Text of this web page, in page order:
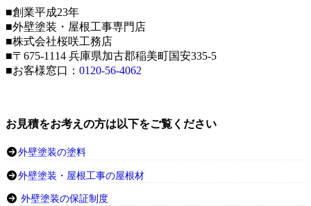
■創業平成23年
■外壁塗装・屋根工事専門店
■株式会社桜咲工務店
■〒675-1114 兵庫県加古郡稲美町国安335-5
■お客様窓口： 0120-56-4062
お見積をお考えの方は以下をご覧ください
外壁塗装の塗料
外壁塗装・屋根工事の屋根材
外壁塗装の保証制度